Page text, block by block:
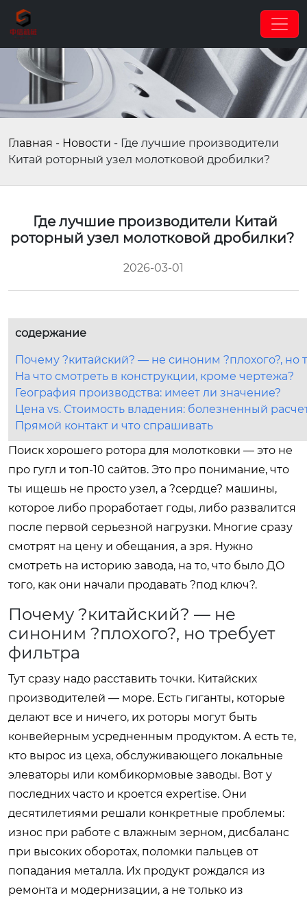
Главная - Новости - Где лучшие производители
Китай роторный узел молотковой дробилки?
Где лучшие производители Китай
роторный узел молотковой дробилки?
2026-03-01
содержание
Почему ?китайский? — не синоним ?плохого?, но
На что смотреть в конструкции, кроме чертежа?
География производства: имеет ли значение?
Цена vs. Стоимость владения: болезненный
Прямой контакт и что спрашивать
Поиск хорошего ротора для молотковки — это не
про гугл и топ-10 сайтов. Это про понимание, что
ты ищешь не просто узел, а ?сердце? машины,
которое либо проработает годы, либо развалится
после первой серьезной нагрузки. Многие сразу
смотрят на цену и обещания, а зря. Нужно
смотреть на историю завода, на то, что было ДО
того, как они начали продавать ?под ключ?.
Почему ?китайский? — не
синоним ?плохого?, но требует
фильтра
Тут сразу надо расставить точки. Китайских
производителей — море. Есть гиганты, которые
делают все и ничего, их роторы могут быть
конвейерным усредненным продуктом. А есть те,
кто вырос из цеха, обслуживающего локальные
элеваторы или комбикормовые заводы. Вот у
последних часто и кроется expertise. Они
десятилетиями решали конкретные проблемы:
износ при работе с влажным зерном, дисбаланс
при высоких оборотах, поломки пальцев от
попадания металла. Их продукт рождался из
ремонта и модернизации, а не только из